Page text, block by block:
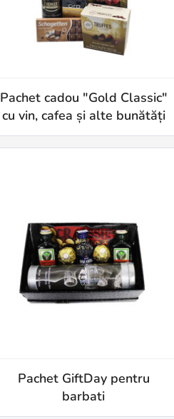
Pachet cadou "Gold Classic"
cu vin, cafea și alte bunătăți
Pachet GiftDay pentru
barbati